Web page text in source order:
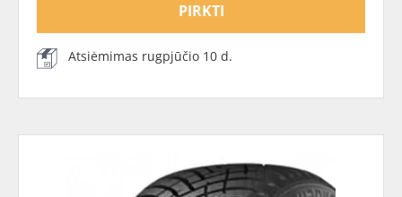
PIRKTI
Atsiėmimas rugpjūčio 10 d.